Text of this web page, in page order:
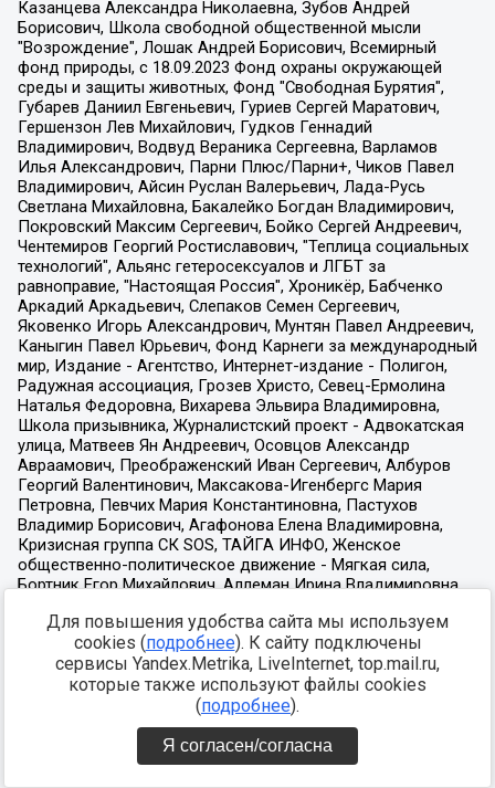
Для повышения удобства сайта мы используем
cookies (подробнее). К сайту подключены
сервисы Yandex.Metrika, LiveInternet, top.mail.ru,
которые также используют файлы cookies
(подробнее).
Я согласен/согласна